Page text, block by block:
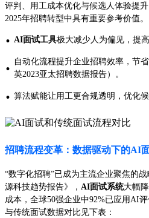
评判、用工成本优化与候选人体验提
2025年招聘转型中具有重要参考价值。
· AI面试工具极大减少人为偏见，提
· 自动化流程提升企业招聘效率，节
英2023亚太招聘数据报告）。
· 算法赋能让用工更合规透明，优化候
招聘流程变革：数据驱动下的AI
“数字化招聘”已成为主流企业聚焦的
源科技趋势报告》， AI面试系统大幅
成本，全球50强企业中92%已应用AI
与传统面试数据对比见下表：